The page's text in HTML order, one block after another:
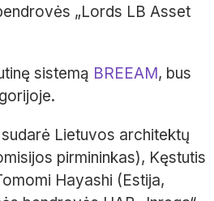
„Lords LB Asset
sistemą BREEAM, bus
Lietuvos architektų
pirmininkas), Kęstutis
Hayashi (Estija,